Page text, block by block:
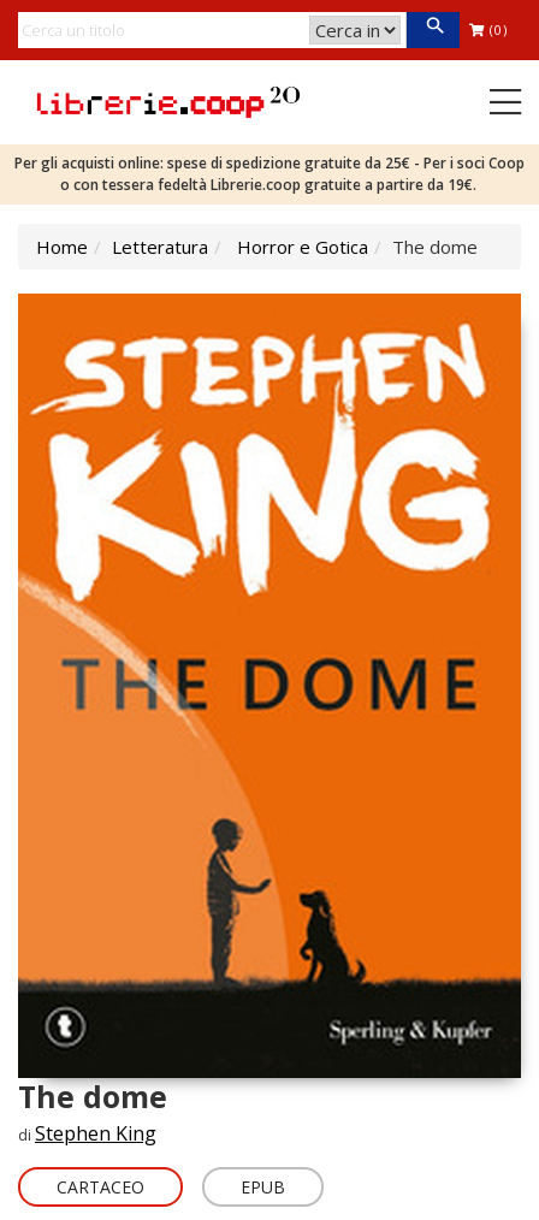
(0)
Per gli acquisti online: spese di spedizione gratuite da 25€ - Per i soci Coop
o con tessera fedeltà Librerie.coop gratuite a partire da 19€.
Home Letteratura Horror e Gotica The dome
The dome
di Stephen King
CARTACEO EPUB